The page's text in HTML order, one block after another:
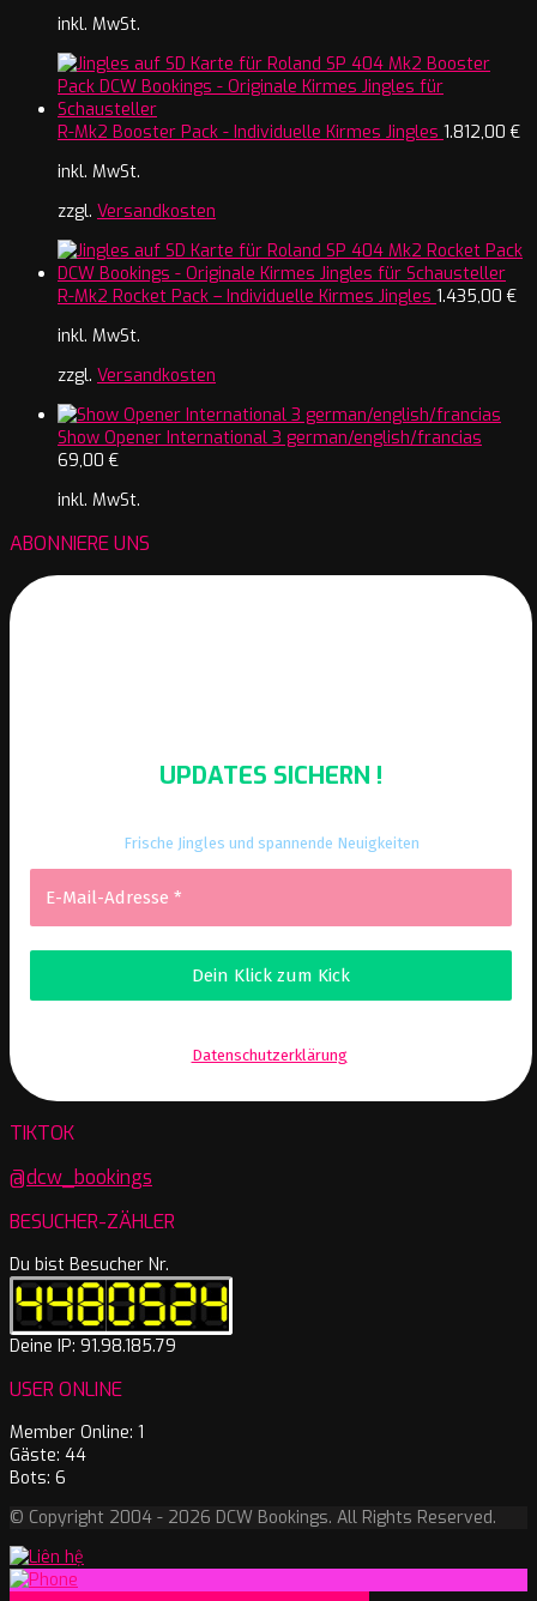
inkl. MwSt.
R-Mk2 Booster Pack - Individuelle Kirmes Jingles 1.812,00 €
inkl. MwSt.
zzgl. Versandkosten
R-Mk2 Rocket Pack – Individuelle Kirmes Jingles 1.435,00 €
inkl. MwSt.
zzgl. Versandkosten
Show Opener International 3 german/english/francias
69,00 €
inkl. MwSt.
ABONNIERE UNS
UPDATES SICHERN !
Frische Jingles und spannende Neuigkeiten
Datenschutzerklärung.
TIKTOK
@dcw_bookings
BESUCHER-ZÄHLER
Du bist Besucher Nr.
Deine IP: 91.98.185.79
USER ONLINE
Member Online: 1
Gäste: 44
Bots: 6
© Copyright 2004 - 2026 DCW Bookings. All Rights Reserved.